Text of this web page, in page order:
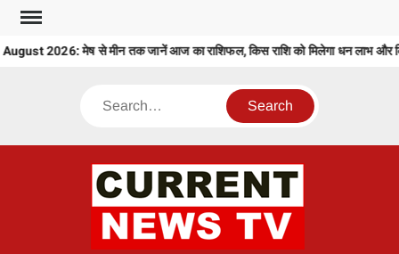
Skip
content2026: मेष से मीन तक जानें आज का राशिफल, किस राशि को मिलेगा धन लाभ और किसे
Search